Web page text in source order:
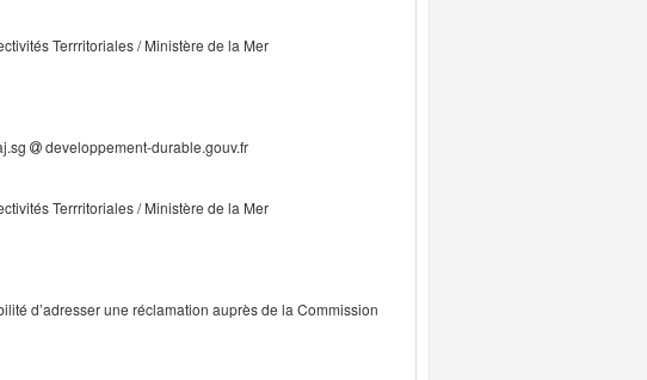
Terrritoriales / Ministère de la Mer
developpement-durable.gouv.fr
Terrritoriales / Ministère de la Mer
d’adresser une réclamation auprès de la Commission